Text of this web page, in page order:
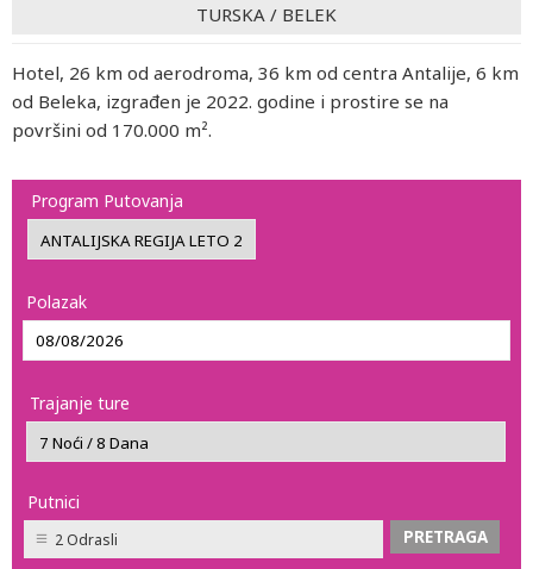
TURSKA / BELEK
Hotel, 26 km od aerodroma, 36 km od centra Antalije, 6 km
od Beleka, izgrađen je 2022. godine i prostire se na
površini od 170.000 m².
Program Putovanja
Polazak
Trajanje ture
Putnici
2 Odrasli